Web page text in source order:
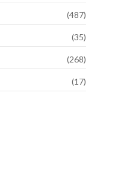
(487)
(35)
(268)
(17)